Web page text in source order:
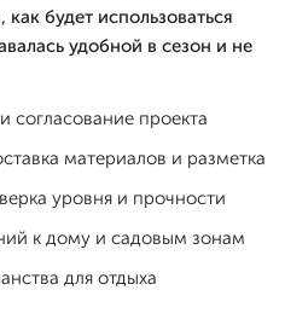
будет использоваться
удобной в сезон и не
согласование проекта
материалов и разметка
уровня и прочности
к дому и садовым зонам
для отдыха